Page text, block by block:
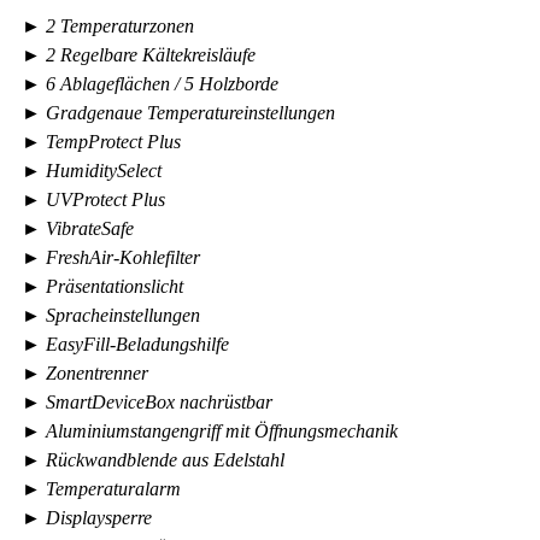
► 2 Temperaturzonen
► 2 Regelbare Kältekreisläufe
► 6 Ablageflächen / 5 Holzborde
► Gradgenaue Temperatureinstellungen
► TempProtect Plus
► HumiditySelect
► UVProtect Plus
► VibrateSafe
► FreshAir-Kohlefilter
► Präsentationslicht
► Spracheinstellungen
► EasyFill-Beladungshilfe
► Zonentrenner
► SmartDeviceBox nachrüstbar
► Aluminiumstangengriff mit Öffnungsmechanik
► Rückwandblende aus Edelstahl
► Temperaturalarm
► Displaysperre